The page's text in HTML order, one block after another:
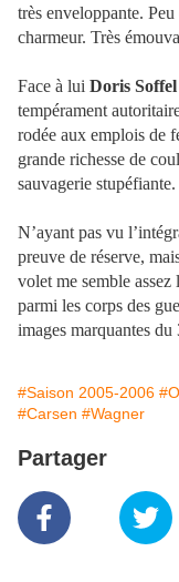
très enveloppante.
charmeur. Très
Face à lui Doris Soffel
tempérament
rodée aux emplois de
grande richesse de
sauvagerie stupéfiante.
N’ayant pas vu
preuve de réserve,
volet me semble
parmi les corps des
images marquantes du
#Saison 2005-2006
#Carsen #Wagner
Partager